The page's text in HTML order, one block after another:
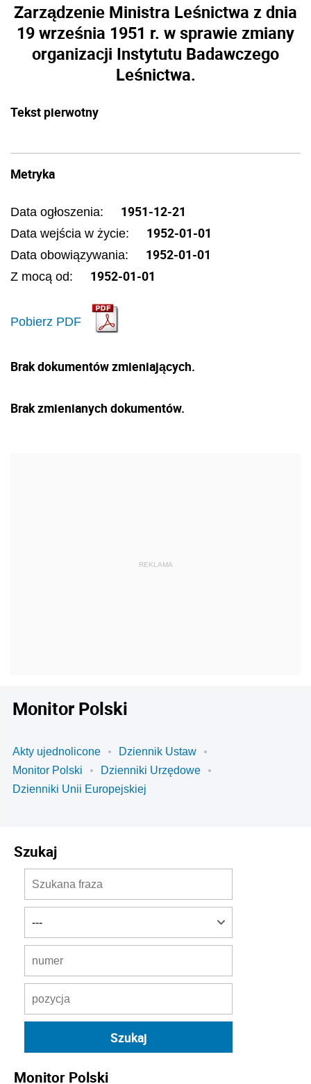
Zarządzenie Ministra Leśnictwa z dnia
19 września 1951 r. w sprawie zmiany
organizacji Instytutu Badawczego
Leśnictwa.
Tekst pierwotny
Metryka
Data ogłoszenia: 1951-12-21
Data wejścia w życie: 1952-01-01
Data obowiązywania: 1952-01-01
Z mocą od: 1952-01-01
Pobierz PDF
Brak dokumentów zmieniających.
Brak zmienianych dokumentów.
Monitor Polski
Akty ujednolicone
Dziennik Ustaw
Monitor Polski
Dzienniki Urzędowe
Dzienniki Unii Europejskiej
Szukaj
Monitor Polski